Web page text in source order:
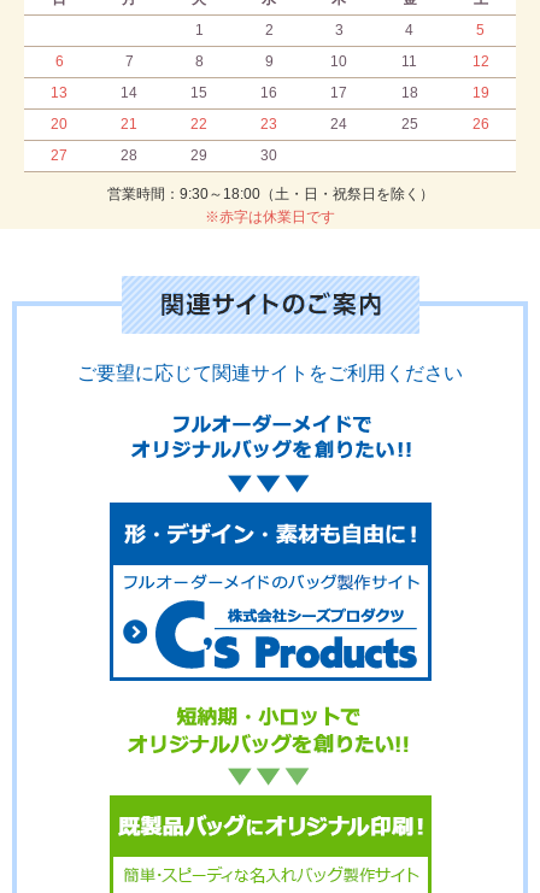
1
2 3 4
5
6
7 8 9 10 11
12
13
14 15 16 17 18
19
20
21 22 23 24 25
26
27
28 29 30
営業時間：9:30～18:00（土・日・祝祭日を除く）
※赤字は休業日です
ご要望に応じて関連サイトをご利用ください